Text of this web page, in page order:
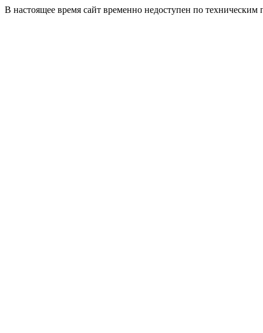
В настоящее время сайт временно недоступен по техническим